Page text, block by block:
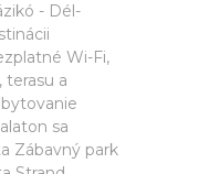
- Dél-
Wi-Fi,
terasu a
sa
Zábavný park